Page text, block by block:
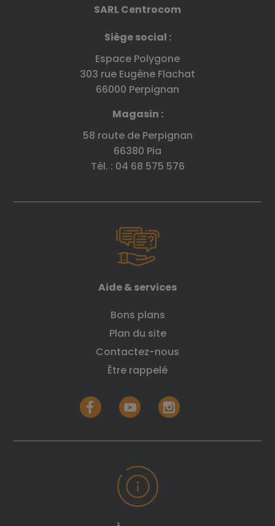
SARL Centrocom
Siège social :
Espace Polygone
303 rue Eugène Flachat
66000 Perpignan
Magasin :
58 route de Perpignan
66380 Pia
Tél. : 04 68 575 576
Aide & services
Bons plans
Plan du site
Contactez-nous
Être rappelé